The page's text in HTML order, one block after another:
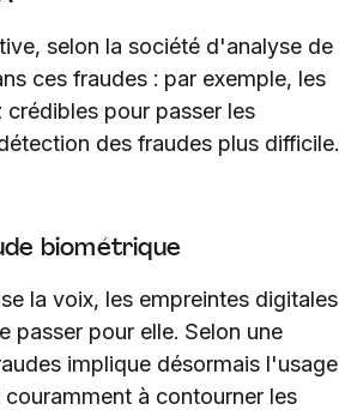
selon la société d'analyse de
ces fraudes : par exemple, les
pour passer les
des fraudes plus difficile.
biométrique
la voix, les empreintes digitales
passer pour elle. Selon une
implique désormais l'usage
à contourner les